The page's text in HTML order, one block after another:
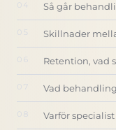
Så går
Skillnader
Retention, vad
Vad
Varför